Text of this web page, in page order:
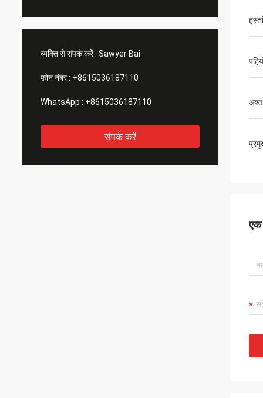
व्यक्ति से संपर्क करें : Sawyer Bai
फ़ोन नंबर : +8615036187110
WhatsApp : +8615036187110
संपर्क करें
अश्व
एक